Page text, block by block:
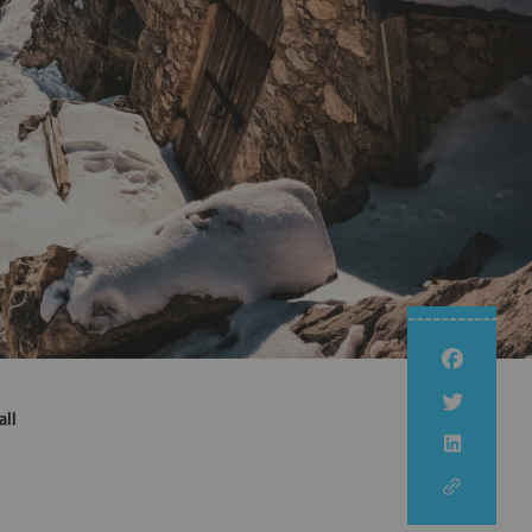
Nachhaltig Unterwegs
Nachhaltige Erzeugung
Nachhaltige Urlaubsziele
Unsere
Erlebnispartner
Familienzeit
Kulinarische Wanderung
Newsletter